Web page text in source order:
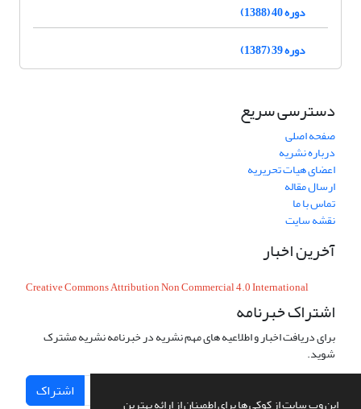
این وب سایت از کوکی ها برای اطمینان از ارائه بهترین
دوره 40 (1388)
دوره 39 (1387)
دسترسی سریع
صفحه اصلی
درباره نشریه
اعضای هیات تحریریه
ارسال مقاله
تماس با ما
نقشه سایت
آخرین اخبار
Creative Commons Attribution Non Commercial 4.0 International
اشتراک خبرنامه
برای دریافت اخبار و اطلاعیه های مهم نشریه در خبرنامه نشریه مشترک
شوید.
اشتراک